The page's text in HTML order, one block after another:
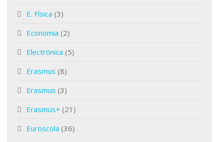
E. Física (3)
Economia (2)
Electrònica (5)
Erasmus (8)
Erasmus (3)
Erasmus+ (21)
Euroscola (36)